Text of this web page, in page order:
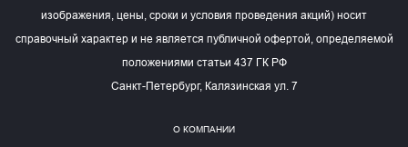
изображения, цены, сроки и условия проведения акций) носит
справочный характер и не является публичной офертой, определяемой
положениями статьи 437 ГК РФ
Санкт-Петербург, Калязинская ул. 7
О КОМПАНИИ